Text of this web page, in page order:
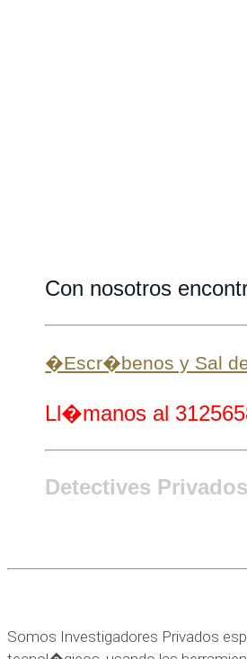
Con nosotros
�Escr�benos y Sal
Ll�manos al
Detectives
Somos Investigadores Privados